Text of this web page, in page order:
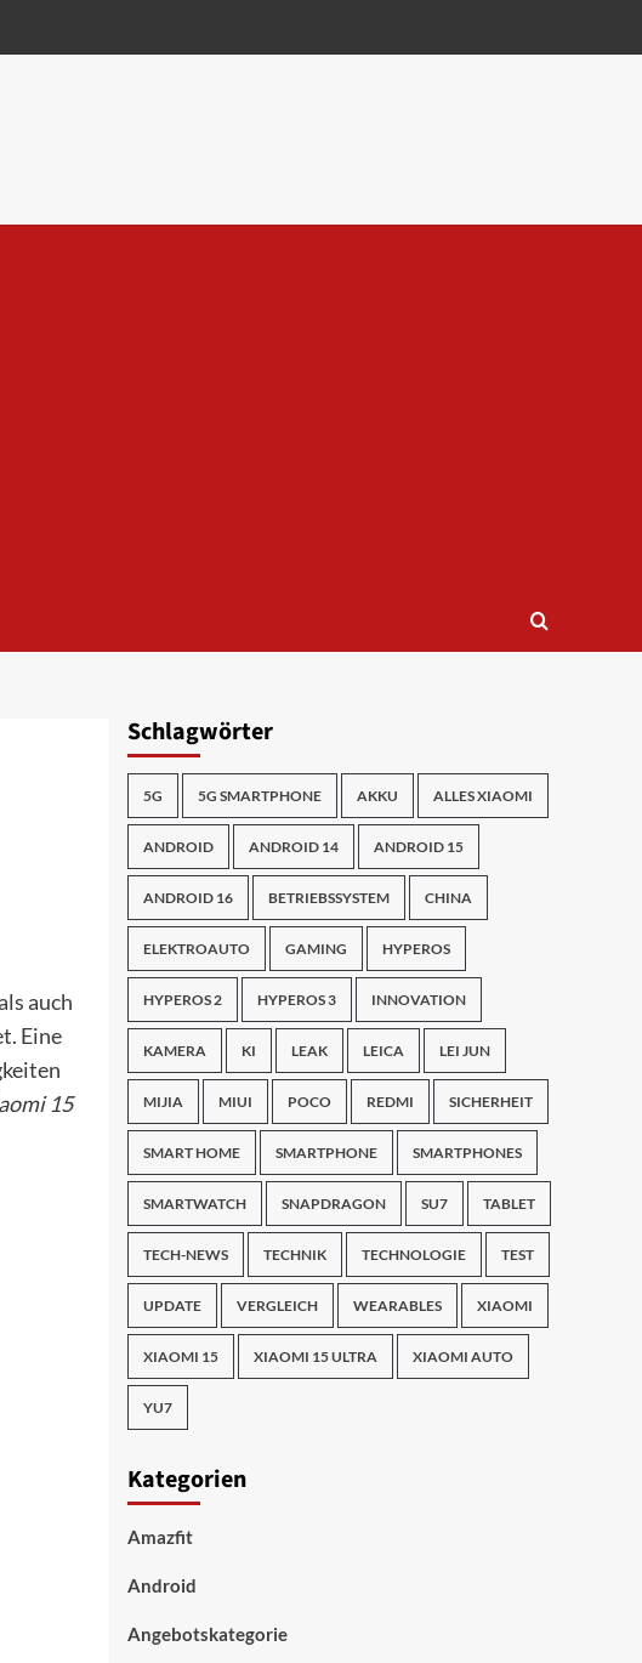
auch
Eine
15
Schlagwörter
5G 5G SMARTPHONE AKKU ALLES XIAOMI
ANDROID ANDROID 14 ANDROID 15
ANDROID 16 BETRIEBSSYSTEM CHINA
ELEKTROAUTO GAMING HYPEROS
HYPEROS 2 HYPEROS 3 INNOVATION
KAMERA KI LEAK LEICA LEI JUN
MIJIA MIUI POCO REDMI SICHERHEIT
SMART HOME SMARTPHONE SMARTPHONES
SMARTWATCH SNAPDRAGON SU7 TABLET
TECH-NEWS TECHNIK TECHNOLOGIE TEST
UPDATE VERGLEICH WEARABLES XIAOMI
XIAOMI 15 XIAOMI 15 ULTRA XIAOMI AUTO
YU7
Kategorien
Amazfit
Android
Angebotskategorie